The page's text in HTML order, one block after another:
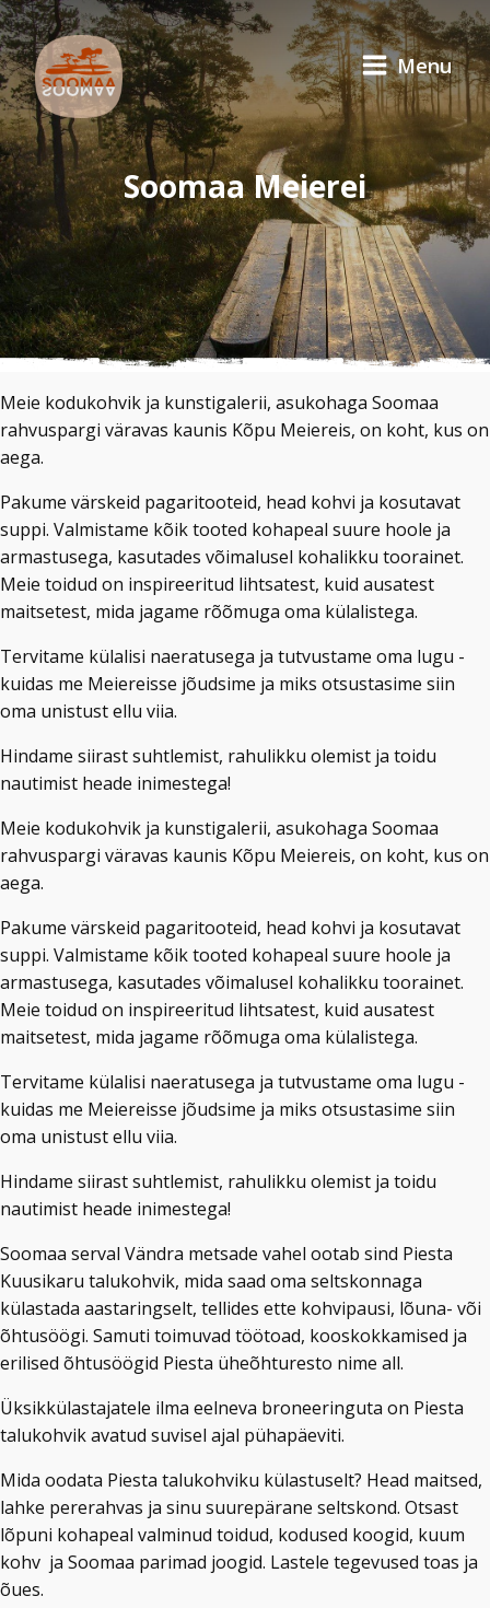
Menu
Soomaa Meierei
Meie kodukohvik ja kunstigalerii, asukohaga Soomaa
rahvuspargi väravas kaunis Kõpu Meiereis, on koht, kus on
aega.
Pakume värskeid pagaritooteid, head kohvi ja kosutavat
suppi. Valmistame kõik tooted kohapeal suure hoole ja
armastusega, kasutades võimalusel kohalikku toorainet.
Meie toidud on inspireeritud lihtsatest, kuid ausatest
maitsetest, mida jagame rõõmuga oma külalistega.
Tervitame külalisi naeratusega ja tutvustame oma lugu -
kuidas me Meiereisse jõudsime ja miks otsustasime siin
oma unistust ellu viia.
Hindame siirast suhtlemist, rahulikku olemist ja toidu
nautimist heade inimestega!
Meie kodukohvik ja kunstigalerii, asukohaga Soomaa
rahvuspargi väravas kaunis Kõpu Meiereis, on koht, kus on
aega.
Pakume värskeid pagaritooteid, head kohvi ja kosutavat
suppi. Valmistame kõik tooted kohapeal suure hoole ja
armastusega, kasutades võimalusel kohalikku toorainet.
Meie toidud on inspireeritud lihtsatest, kuid ausatest
maitsetest, mida jagame rõõmuga oma külalistega.
Tervitame külalisi naeratusega ja tutvustame oma lugu -
kuidas me Meiereisse jõudsime ja miks otsustasime siin
oma unistust ellu viia.
Hindame siirast suhtlemist, rahulikku olemist ja toidu
nautimist heade inimestega!
Soomaa serval Vändra metsade vahel ootab sind Piesta
Kuusikaru talukohvik, mida saad oma seltskonnaga
külastada aastaringselt, tellides ette kohvipausi, lõuna- või
õhtusöögi. Samuti toimuvad töötoad, kooskokkamised ja
erilised õhtusöögid Piesta üheõhturesto nime all.
Üksikkülastajatele ilma eelneva broneeringuta on Piesta
talukohvik avatud suvisel ajal pühapäeviti.
Mida oodata Piesta talukohviku külastuselt? Head maitsed,
lahke pererahvas ja sinu suurepärane seltskond. Otsast
lõpuni kohapeal valminud toidud, kodused koogid, kuum
kohv ja Soomaa parimad joogid. Lastele tegevused toas ja
õues.